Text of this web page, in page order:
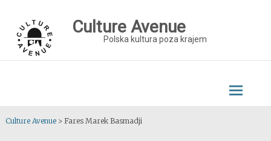
content
Culture Avenue
Polska kultura poza krajem
Culture Avenue> Fares Marek Basmadji